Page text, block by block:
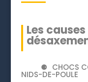
Les
CHOCS
NIDS-DE-POULE